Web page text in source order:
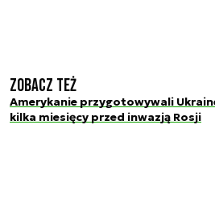
Zobacz też
Amerykanie przygotowywali
kilka miesięcy przed inwazją Rosji